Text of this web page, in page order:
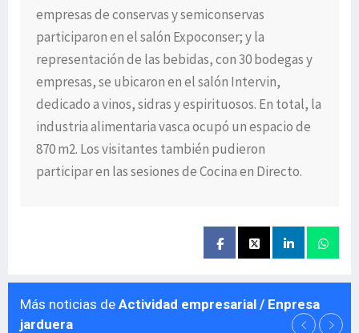
empresas de conservas y semiconservas
participaron en el salón Expoconser; y la
representación de las bebidas, con 30 bodegas y
empresas, se ubicaron en el salón Intervin,
dedicado a vinos, sidras y espirituosos. En total, la
industria alimentaria vasca ocupó un espacio de
870 m2. Los visitantes también pudieron
participar en las sesiones de Cocina en Directo.
Más noticias de Actividad empresarial / Enpresa
jarduera